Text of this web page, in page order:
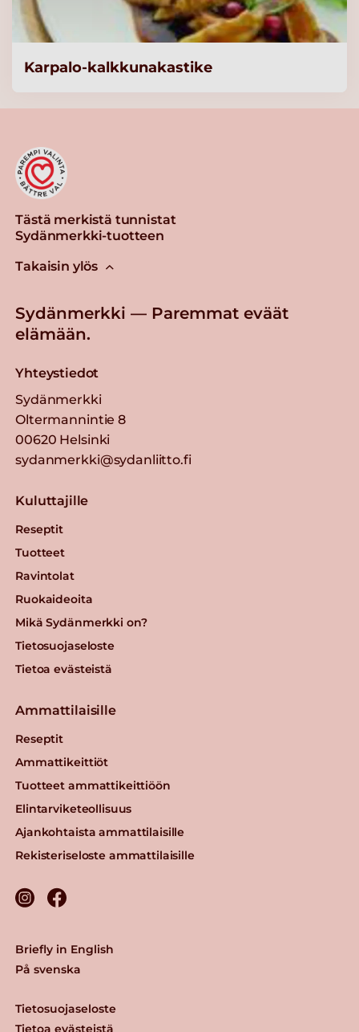
Lue lisää
Knorr Kanaliemi,
vähäsuolainen 5kg/625L
Karpalo-kalkkunakastike
Tästä merkistä tunnistat
Sydänmerkki-tuotteen
Takaisin ylös
Sydänmerkki — Paremmat eväät
elämään.
Yhteystiedot
Sydänmerkki
Oltermannintie 8
00620 Helsinki
sydanmerkki@sydanliitto.fi
Kuluttajille
Reseptit
Tuotteet
Ravintolat
Ruokaideoita
Mikä Sydänmerkki on?
Tietosuojaseloste
Tietoa evästeistä
Ammattilaisille
Reseptit
Ammattikeittiöt
Tuotteet ammattikeittiöön
Elintarviketeollisuus
Ajankohtaista ammattilaisille
Rekisteriseloste ammattilaisille
Tietosuojaseloste
Briefly in English
På svenska